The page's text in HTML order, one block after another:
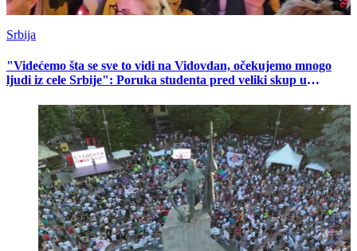
Srbija
"Videćemo šta se sve to vidi na Vidovdan, očekujemo mnogo
ljudi iz cele Srbije": Poruka studenta pred veliki skup u